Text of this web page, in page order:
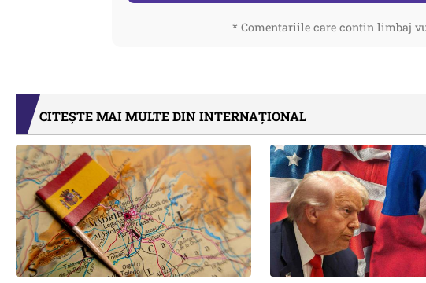
* Comentariile care contin limbaj
CITEȘTE MAI MULTE DIN INTERNAȚIONAL